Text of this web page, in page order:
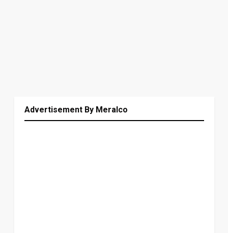
Advertisement By Meralco